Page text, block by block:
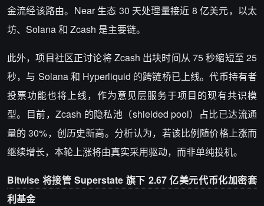
金流经该路由。Near 生态 30 天处理量接近 8 亿美元，以太
坊、Solana 和 Zcash 是主要链。
此外，项目社区正讨论将 Zcash 出块时间从 75 秒缩短至 25
秒，与 Solana 和 Hyperliquid 的跨链桥已上线。代币持有者
投票功能也将上线，作为意见层服务于项目的现有共识模
型。目前，Zcash 的隐私池（shielded pool）占比已达流通
量的 30%，创历史新高。分析认为，若该比例随价格上涨而
继续增长，本轮上涨将由真实采用驱动，而非单纯投机。
Bitwise 将接管 Superstate 旗下 2.67 亿美元代币化加密套
利基金